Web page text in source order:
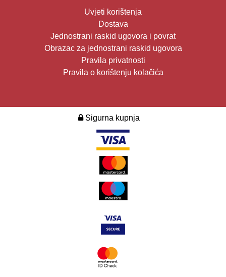
Uvjeti korištenja
Dostava
Jednostrani raskid ugovora i povrat
Obrazac za jednostrani raskid ugovora
Pravila privatnosti
Pravila o korištenju kolačića
Sigurna kupnja
2026. Design i development: